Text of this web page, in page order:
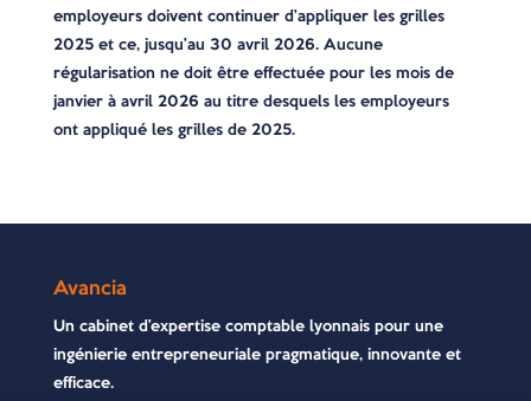
employeurs doivent continuer d’appliquer les grilles
2025 et ce, jusqu’au 30 avril 2026. Aucune
régularisation ne doit être effectuée pour les mois de
janvier à avril 2026 au titre desquels les employeurs
ont appliqué les grilles de 2025.
Avancia
Un cabinet d’expertise comptable lyonnais pour une
ingénierie entrepreneuriale pragmatique, innovante et
efficace.